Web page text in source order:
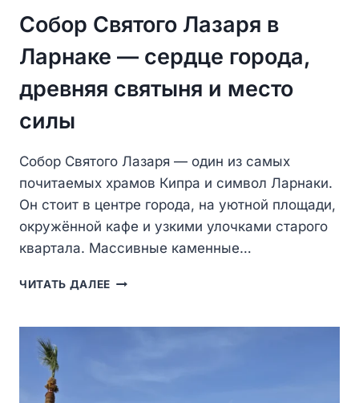
Собор Святого Лазаря в
Ларнаке — сердце города,
древняя святыня и место
силы
Собор Святого Лазаря — один из самых
почитаемых храмов Кипра и символ Ларнаки.
Он стоит в центре города, на уютной площади,
окружённой кафе и узкими улочками старого
квартала. Массивные каменные…
ЧИТАТЬ ДАЛЕЕ СОБОР
В